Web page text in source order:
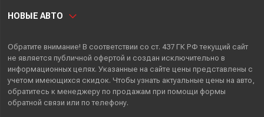
НОВЫЕ АВТО
Обратите внимание! В соответствии со ст. 437 ГК РФ текущий сайт
не является публичной офертой и создан исключительно в
информационных целях. Указанные на сайте цены представлены с
учетом имеющихся скидок. Чтобы узнать актуальные цены на авто,
обратитесь к менеджеру по продажам при помощи формы
обратной связи или по телефону.